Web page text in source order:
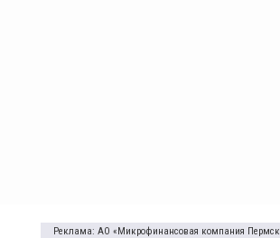
Реклама: АО «Микрофинансовая компания